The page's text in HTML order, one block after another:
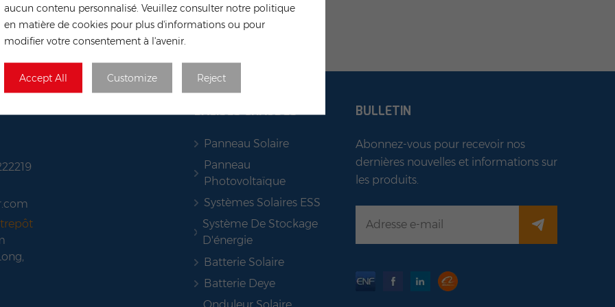
aucun contenu personnalisé. Veuillez consulter notre politique
en matière de cookies pour plus d'informations ou pour
modifier votre consentement à l'avenir.
Accept All Customize Reject
BALISES CHAUDES
Panneau Solaire
Panneau
Photovoltaïque
Systèmes Solaires ESS
Système De Stockage
D'énergie
Batterie Solaire
Batterie Deye
BULLETIN
Abonnez-vous pour recevoir nos
dernières nouvelles et informations sur
les produits.